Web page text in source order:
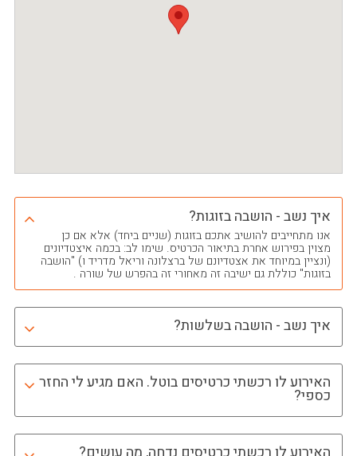
איך נשב - הושבה בזוגות?
אנו מתחייבים להושיב אתכם בזוגות (שניים ביחד) אלא אם כן
מצוין בפירוש אחרת בתיאור הכרטיס. שימו לב: בכמה איצטדיונים
(ונציין במיוחד את אצטדיונם של ברצלונה וריאל מדריד ו) "הושבה
בזוגות" כוללת גם ישיבה זה מאחורי זה בהפרש של שורה .
איך נשב - הושבה בשלשות?
האירוע לו רכשתי כרטיסים בוטל. האם מגיע לי החזר
כספי?